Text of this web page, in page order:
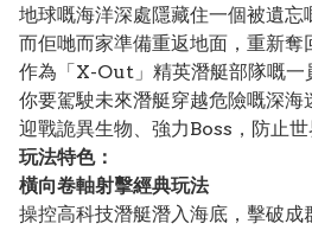
地球嘅海洋深處隱藏住一個被遺
而佢哋而家準備重返地面，重新奪
作為「X-Out」精英潛艇部隊嘅一
你要駕駛未來潛艇穿越危險嘅深海
迎戰詭異生物、強力Boss，防止世
玩法特色：
橫向卷軸射擊經典玩法
操控高科技潛艇潛入海底，擊破成